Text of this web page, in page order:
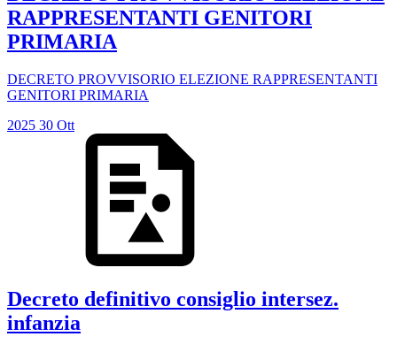
RAPPRESENTANTI GENITORI
PRIMARIA
DECRETO PROVVISORIO ELEZIONE RAPPRESENTANTI
GENITORI PRIMARIA
2025 30 Ott
Decreto definitivo consiglio intersez.
infanzia